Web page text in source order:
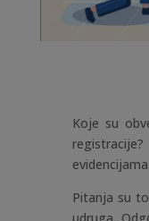
Koje su
Pitanja su
udruga.